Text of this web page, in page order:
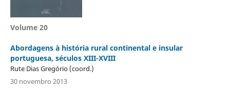
Volume 20
Abordagens à história rural continental e insular
portuguesa, séculos XIII-XVIII
Rute Dias Gregório (coord.)
30 novembro 2013